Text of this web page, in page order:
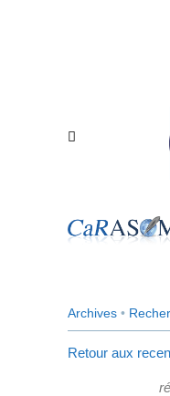
Archives •
Retour aux